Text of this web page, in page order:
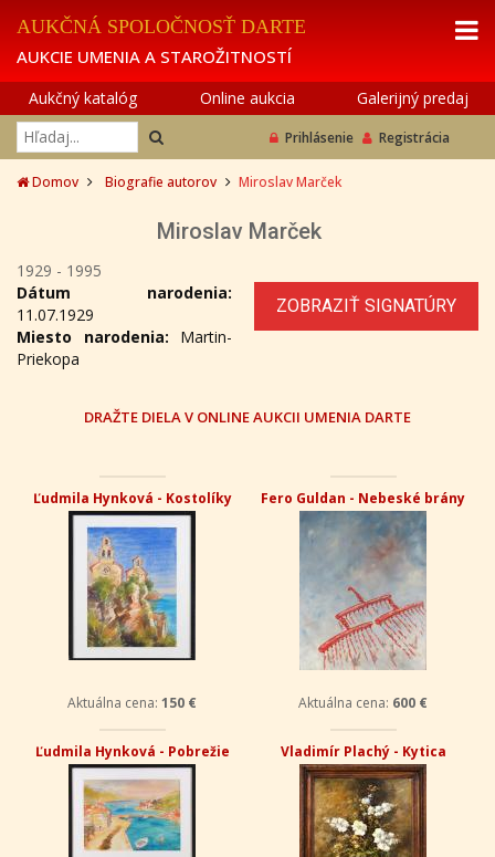
AUKČNÁ SPOLOČNOSŤ DARTE
AUKCIE UMENIA A STAROŽITNOSTÍ
Aukčný katalóg Online aukcia Galerijný predaj
Prihlásenie Registrácia
Domov Biografie autorov Miroslav Marček
Miroslav Marček
1929 - 1995
ZOBRAZIŤ SIGNATÚRY
Dátum narodenia:
11.07.1929
Miesto narodenia: Martin-
Priekopa
DRAŽTE DIELA V ONLINE AUKCII UMENIA DARTE
Ľudmila Hynková - Kostolíky
Aktuálna cena: 150 €
Fero Guldan - Nebeské brány
Aktuálna cena: 600 €
Ľudmila Hynková - Pobrežie Vladimír Plachý - Kytica